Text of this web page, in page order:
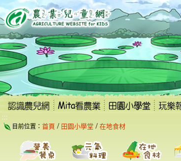
:::
目前位置： 首頁 / 田園小學堂 / 在地食材